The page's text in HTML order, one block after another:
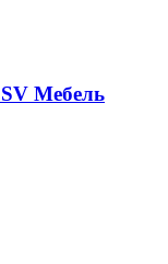
Мебель